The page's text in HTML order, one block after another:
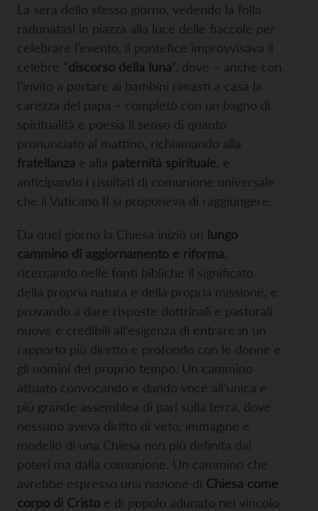
La sera dello stesso giorno, vedendo la folla
radunatasi in piazza alla luce delle fiaccole per
celebrare l’evento, il pontefice improvvisava il
celebre “discorso della luna”, dove – anche con
l’invito a portare ai bambini rimasti a casa la
carezza del papa – completò con un bagno di
spiritualità e poesia il senso di quanto
pronunciato al mattino, richiamando alla
fratellanza e alla paternità spirituale , e
anticipando i risultati di comunione universale
che il Vaticano II si proponeva di raggiungere.
Da quel giorno la Chiesa iniziò un lungo
cammino di aggiornamento e riforma
ricercando nelle fonti bibliche il significato
della propria natura e della propria missione, e
provando a dare risposte dottrinali e pastorali
nuove e credibili all’esigenza di entrare in un
rapporto più diretto e profondo con le donne e
gli uomini del proprio tempo. Un cammino
attuato convocando e dando voce all’unica e
più grande assemblea di pari sulla terra, dove
nessuno aveva diritto di veto, immagine e
modello di una Chiesa non più definita dai
poteri ma dalla comunione. Un cammino che
avrebbe espresso una nozione di Chiesa come
corpo di Cristo e di popolo adunato nel vincolo